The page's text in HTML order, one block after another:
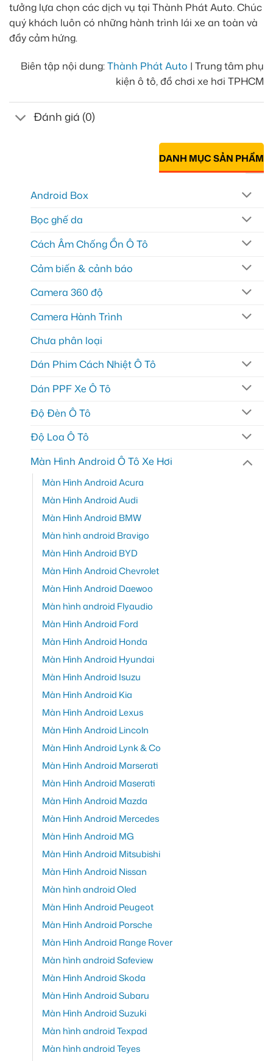
tưởng lựa chọn các dịch vụ tại Thành Phát Auto. Chúc
quý khách luôn có những hành trình lái xe an toàn và
đầy cảm hứng.
Biên tập nội dung:Thành Phát Auto | Trung tâm phụ
kiện ô tô, đồ chơi xe hơi TPHCM
Đánh giá (0)
DANH MỤC SẢN PHẨM
Android Box
Bọc ghế da
Cách Âm Chống Ồn Ô Tô
Cảm biến & cảnh báo
Camera 360 độ
Camera Hành Trình
Chưa phân loại
Dán Phim Cách Nhiệt Ô Tô
Dán PPF Xe Ô Tô
Độ Đèn Ô Tô
Độ Loa Ô Tô
Màn Hình Android Ô Tô Xe Hơi
Màn Hình Android Acura
Màn Hình Android Audi
Màn Hình Android BMW
Màn hình android Bravigo
Màn Hình Android BYD
Màn Hình Android Chevrolet
Màn Hình Android Daewoo
Màn hình android Flyaudio
Màn Hình Android Ford
Màn Hình Android Honda
Màn Hình Android Hyundai
Màn Hình Android Isuzu
Màn Hình Android Kia
Màn Hình Android Lexus
Màn Hình Android Lincoln
Màn Hình Android Lynk & Co
Màn Hình Android Marserati
Màn Hình Android Maserati
Màn Hình Android Mazda
Màn Hình Android Mercedes
Màn Hình Android MG
Màn Hình Android Mitsubishi
Màn Hình Android Nissan
Màn hình android Oled
Màn Hình Android Peugeot
Màn Hình Android Porsche
Màn Hình Android Range Rover
Màn hình android Safeview
Màn Hình Android Skoda
Màn Hình Android Subaru
Màn Hình Android Suzuki
Màn hình android Texpad
Màn hình android Teyes